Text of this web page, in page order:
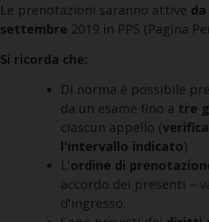
Le prenotazioni saranno attive
settembre 2019 in PPS (Pagina
Si ricorda che:
Di norma è possibile
da un esame fino a tre
ciascun appello (
l'intervallo indicato).
L'ordine di
accordo dei presenti –
d'ingresso.